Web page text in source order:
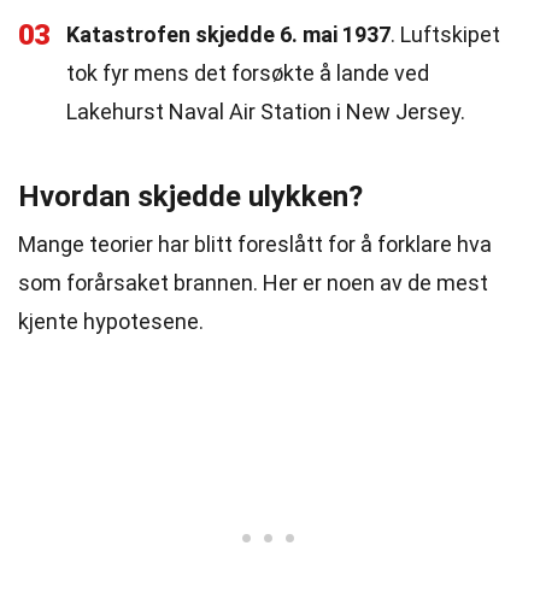
03 Katastrofen skjedde 6. mai 1937. Luftskipet
tok fyr mens det forsøkte å lande ved
Lakehurst Naval Air Station i New Jersey.
Hvordan skjedde ulykken?
Mange teorier har blitt foreslått for å forklare hva
som forårsaket brannen. Her er noen av de mest
kjente hypotesene.